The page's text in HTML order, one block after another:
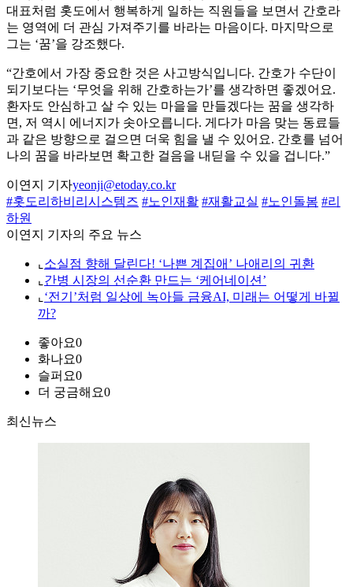
대표처럼 홋도에서 행복하게 일하는 직원들을 보면서 간호라
는 영역에 더 관심 가져주기를 바라는 마음이다. 마지막으로
그는 ‘꿈’을 강조했다.
“간호에서 가장 중요한 것은 사고방식입니다. 간호가 수단이
되기보다는 ‘무엇을 위해 간호하는가’를 생각하면 좋겠어요.
환자도 안심하고 살 수 있는 마을을 만들겠다는 꿈을 생각하
면, 저 역시 에너지가 솟아오릅니다. 게다가 마음 맞는 동료들
과 같은 방향으로 걸으면 더욱 힘을 낼 수 있어요. 간호를 넘어
나의 꿈을 바라보면 확고한 걸음을 내딛을 수 있을 겁니다.”
이연지 기자yeonji@etoday.co.kr
#홋도리하비리시스템즈 #노인재활 #재활교실 #노인돌봄 #리
하원
이연지 기자의 주요 뉴스
⌞ 소실점 향해 달린다! ‘나쁜 계집애’ 나애리의 귀환
⌞ 간병 시장의 선순환 만드는 ‘케어네이션’
⌞ ‘전기’처럼 일상에 녹아들 금융AI, 미래는 어떻게 바뀔
까?
좋아요0
화나요0
슬퍼요0
더 궁금해요0
최신뉴스